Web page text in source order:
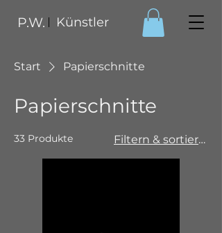
P.W. Künstler
Start Papierschnitte
Papierschnitte
33 Produkte Filtern & sortieren